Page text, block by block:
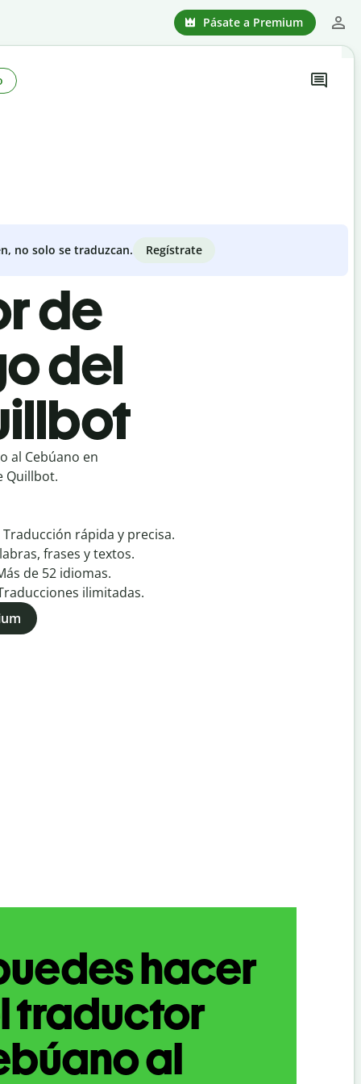
Pásate a Premium
no solo se traduzcan. Regístrate
de
del
al Cebúano en
Quillbot.
Traducción rápida y precisa.
frases y textos.
de 52 idiomas.
ilimitadas.
hacer
traductor
al